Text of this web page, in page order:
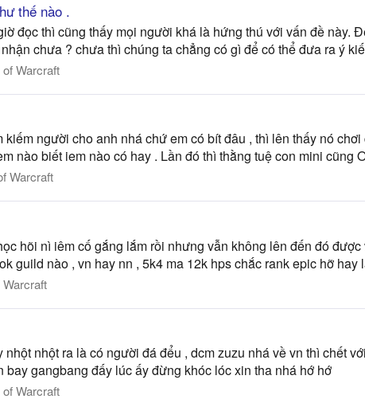
thế nào .
đọc thì cũng thấy mọi người khá là hứng thú với vấn đề này.
chưa ? chưa thì chúng ta chẳng có gì để có thể đưa ra ý
Warcraft
người cho anh nhá chứ em có bít đâu , thì lên thấy nó
nào biết iem nào có hay . Lần đó thì thằng tuệ con mini cũng
Warcraft
hõi nì iêm cố gắng lắm rồi nhưng vẫn không lên đến đó
guild nào , vn hay nn , 5k4 ma 12k hps chắc rank epic hỡ hay
nhột ra là có người đá đểu , dcm zuzu nhá về vn thì chết
bay gangbang đấy lúc ấy đừng khóc lóc xin tha nhá hớ hớ
Warcraft